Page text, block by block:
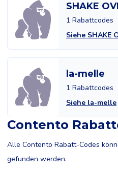
SHAKE
1 Rabattcodes
Siehe SHAKE
la-melle
1 Rabattcodes
Siehe la-melle
Contento
Alle Contento Rabatt-Codes
gefunden werden.